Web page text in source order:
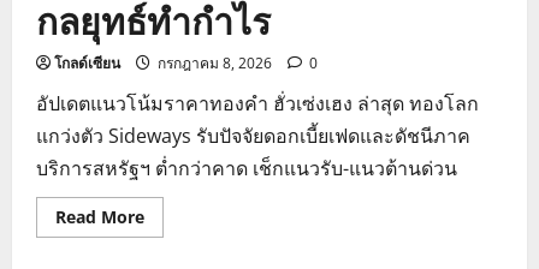
กลยุทธ์ทำกำไร
โกลด์เซียน กรกฎาคม 8, 2026 0
อัปเดตแนวโน้มราคาทองคำ ฮั่วเซ่งเฮง ล่าสุด ทองโลก
แกว่งตัว Sideways รับปัจจัยดอกเบี้ยเฟดและดัชนีภาค
บริการสหรัฐฯ ต่ำกว่าคาด เช็กแนวรับ-แนวต้านด่วน
Read MoreRead
more